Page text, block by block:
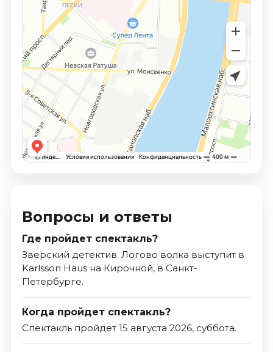
Вопросы и ответы
Где пройдет спектакль?
Зверский детектив. Логово волка выступит в
Karlsson Haus на Кирочной, в Санкт-
Петербурге.
Когда пройдет спектакль?
Спектакль пройдет 15 августа 2026, суббота.